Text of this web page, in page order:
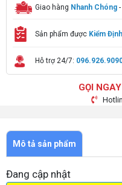
Giao hàng Nhanh Chóng
Sản phẩm được Kiểm
Hỗ trợ 24/7:
GỌI
Mô tả sản phẩm
Đang cập nhật